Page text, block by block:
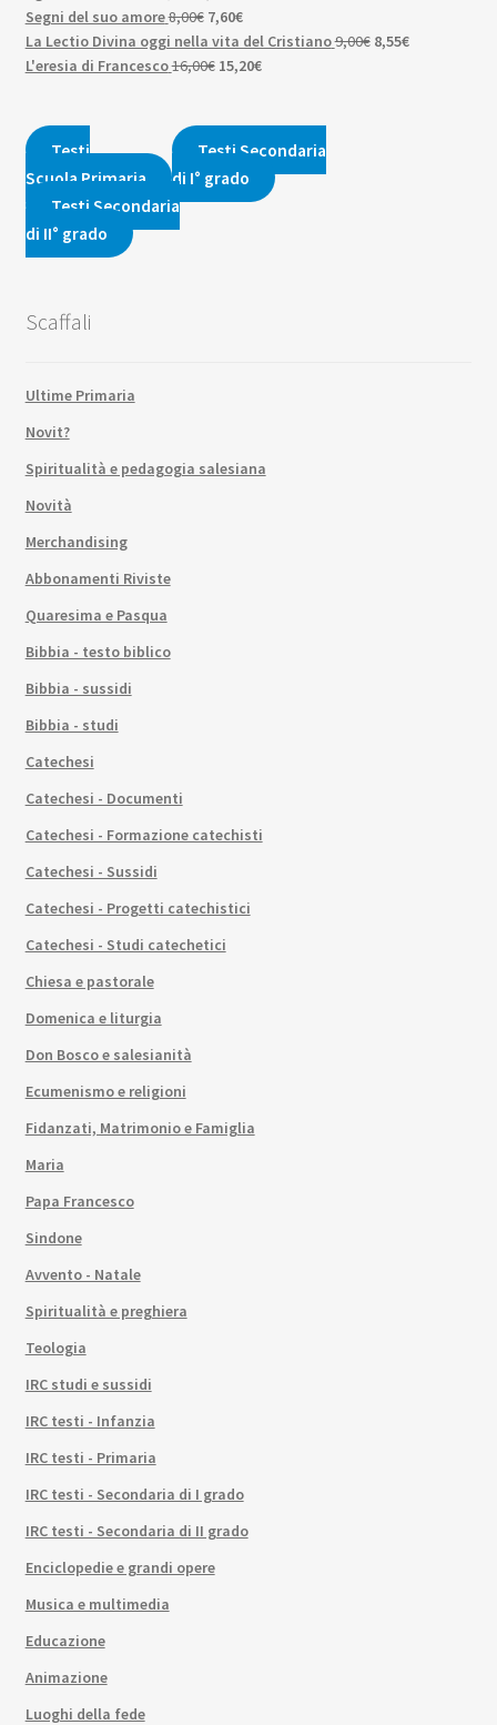
era:
7,00€.
è:
6,65€.
era:
prezzo
originale
era:
prezzo
attuale
è:
Segni del suo amore8,00€ Il
prezzo
originale
7,60€Il
prezzo
attuale
La Lectio Divina oggi nella vita del Cristiano9,00€ Il8,55€Il
L'eresia di Francesco16,00€ Il
16,00€.
15,20€Il
15,20€.
Testi
Scuola Primaria
Testi Secondaria
di I° grado
Testi Secondaria
di II° grado
Scaffali
Ultime Primaria
Novit?
Spiritualità e pedagogia salesiana
Novità
Merchandising
Abbonamenti Riviste
Quaresima e Pasqua
Bibbia - testo biblico
Bibbia - sussidi
Bibbia - studi
Catechesi
Catechesi - Documenti
Catechesi - Formazione catechisti
Catechesi - Sussidi
Catechesi - Progetti catechistici
Catechesi - Studi catechetici
Chiesa e pastorale
Domenica e liturgia
Don Bosco e salesianità
Ecumenismo e religioni
Fidanzati, Matrimonio e Famiglia
Maria
Papa Francesco
Sindone
Avvento - Natale
Spiritualità e preghiera
Teologia
IRC studi e sussidi
IRC testi - Infanzia
IRC testi - Primaria
IRC testi - Secondaria di I grado
IRC testi - Secondaria di II grado
Enciclopedie e grandi opere
Musica e multimedia
Educazione
Animazione
Luoghi della fede